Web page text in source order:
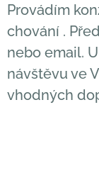
Provádím
chování .
nebo email.
návštěvu ve
vhodných